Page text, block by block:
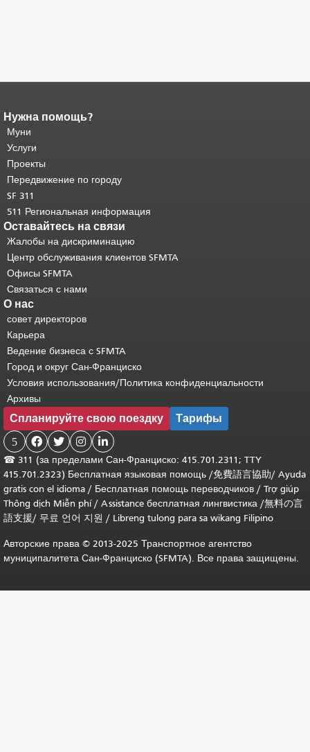
Конец содержимого
страницы.
страницы повторяется на каждой
странице.
основного содержимого .
Нужна помощь?
Муни
Услуги
Проекты
Передвижение по городу
SF 311
511 Региональная информация
Оставайтесь на связи
Жалобы на дискриминацию
Центр обслуживания клиентов SFMTA
Офисы SFMTA
Связаться с нами
О нас
совет директоров
Карьера
Ведение бизнеса с SFMTA
Город и округ Сан-Франциско
Условия использования/Политика конфиденциальности
Архивы
Спланируйте свою поездку Тарифы
5    
☎ 311 (за пределами Сан-Франциско: 415.701.2311; TTY
415.701.2323) Бесплатная языковая помощь /免費語言協助/ Ayuda
gratis con el idioma / Бесплатная помощь переводчиков / Trợ giúp
Thông dịch Miễn phí/ Assistance бесплатная лингвистика /無料の言
語支援/ 무료 언어 지원 / Libreng tulong para sa wikang Filipino
Авторские права © 2013-2025 Транспортное агентство
муниципалитета Сан-Франциско (SFMTA). Все права защищены.